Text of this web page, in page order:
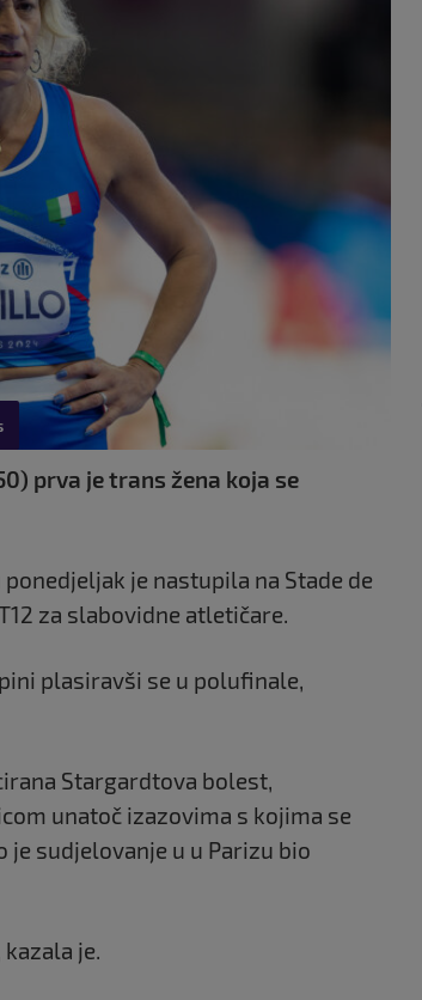
prva je trans žena koja se
je nastupila na Stade de
za slabovidne atletičare.
plasiravši se u polufinale,
Stargardtova bolest,
unatoč izazovima s kojima se
je sudjelovanje u u Parizu bio
kazala je.